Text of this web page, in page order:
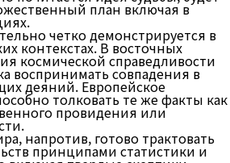
план включая в
четко демонстрируется в
контекстах. В восточных
космической справедливости
воспринимать совпадения в
деяний. Европейское
толковать те же факты как
провидения или
напротив, готово трактовать
принципами статистики и